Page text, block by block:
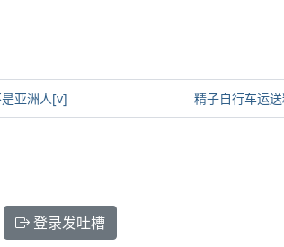
亚洲人[v] 精子自行车运
登录发吐槽